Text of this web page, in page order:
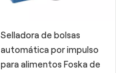
Selladora de bolsas
automática por impulso
para alimentos Foska de